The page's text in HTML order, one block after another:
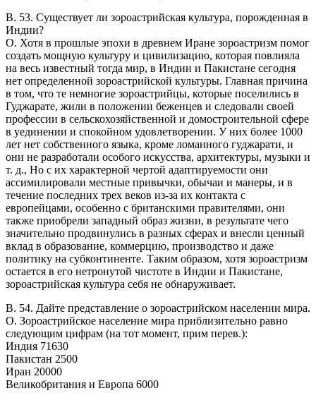
В. 53. Существует ли зороастрийская культура, порожденная в
Индии?
О. Хотя в прошлые эпохи в древнем Иране зороастризм помог
создать мощную культуру и цивилизацию, которая повлияла
на весь известный тогда мир, в Индии и Пакистане сегодня
нет определенной зороастрийской культуры. Главная причина
в том, что те немногие зороастрийцы, которые поселились в
Гуджарате, жили в положении беженцев и следовали своей
профессии в сельскохозяйственной и домостроительной сфере
в уединении и спокойном удовлетворении. У них более 1000
лет нет собственного языка, кроме ломанного гуджарати, и
они не разработали особого искусства, архитектуры, музыки и
т. д., Но с их характерной чертой адаптируемости они
ассимилировали местные привычки, обычаи и манеры, и в
течение последних трех веков из-за их контакта с
европейцами, особенно с британскими правителями, они
также приобрели западный образ жизни, в результате чего
значительно продвинулись в разных сферах и внесли ценный
вклад в образование, коммерцию, производство и даже
политику на субконтиненте. Таким образом, хотя зороастризм
остается в его нетронутой чистоте в Индии и Пакистане,
зороастрийская культура себя не обнаруживает.
В. 54. Дайте представление о зороастрийском населении мира.
О. Зороастрийское население мира приблизительно равно
следующим цифрам (на тот момент, прим перев.):
Индия 71630
Пакистан 2500
Иран 20000
Великобритания и Европа 6000